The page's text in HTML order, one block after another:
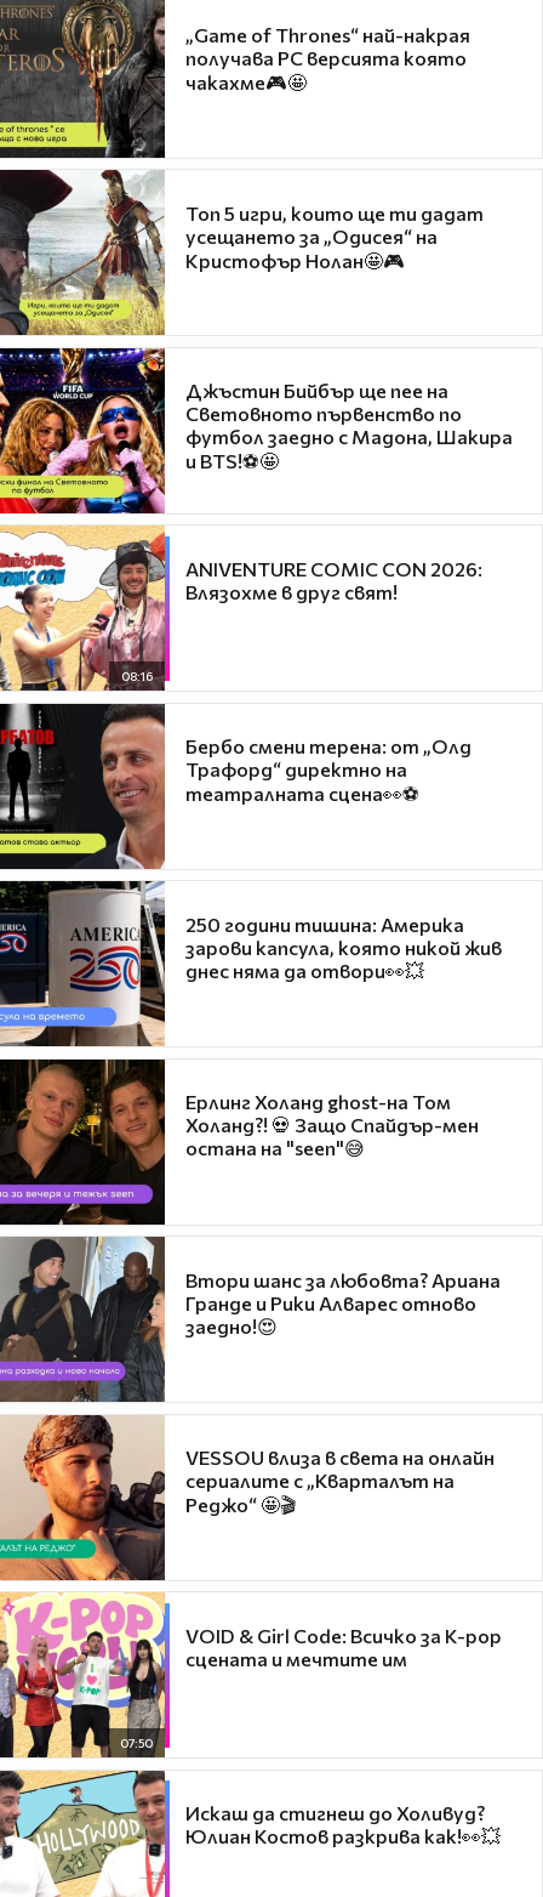
„Game of Thrones“ най-накрая
получава PC версията която
чакахме🎮🤩
Топ 5 игри, които ще ти дадат
усещането за „Одисея“ на
Кристофър Нолан🤩🎮
Джъстин Бийбър ще пее на
Световното първенство по
футбол заедно с Мадона, Шакира
и BTS!⚽🤩
08:16
ANIVENTURE COMIC CON 2026:
Влязохме в друг свят!
Бербо смени терена: от „Олд
Трафорд“ директно на
театралната сцена👀⚽
250 години тишина: Америка
зарови капсула, която никой жив
днес няма да отвори👀💥
Ерлинг Холанд ghost-на Том
Холанд?! 💀 Защо Спайдър-мен
остана на "seen"😅
Втори шанс за любовта? Ариана
Гранде и Рики Алварес отново
заедно!😍
VESSOU влиза в света на онлайн
сериалите с „Кварталът на
Реджо“ 🤩🎬
07:50
VOID & Girl Code: Всичко за K-pop
сцената и мечтите им
Искаш да стигнеш до Холивуд?
Юлиан Костов разкрива как!👀💥